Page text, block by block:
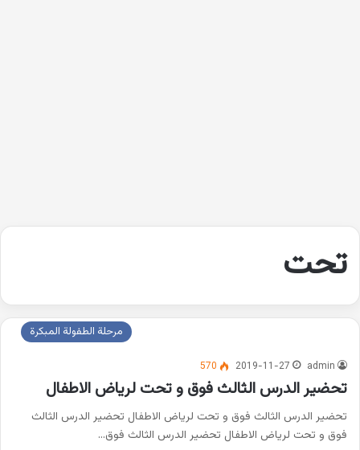
تحت
مرحلة الطفولة المبكرة
admin
2019-11-27
570
تحضير الدرس الثالث فوق و تحت لرياض الاطفال
تحضير الدرس الثالث فوق و تحت لرياض الاطفال تحضير الدرس الثالث
فوق و تحت لرياض الاطفال تحضير الدرس الثالث فوق…